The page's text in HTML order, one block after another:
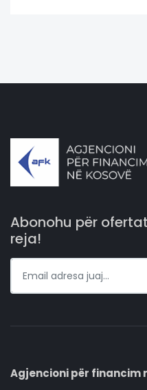
Abonohu për
reja!
Agjencioni për financim